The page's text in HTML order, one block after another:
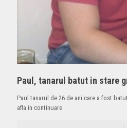
Paul, tanarul batut in stare
Paul tanarul de 26 de ani care a fost
afla in continuare